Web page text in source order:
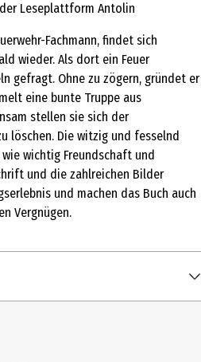
Leseplattform Antolin
Fachmann, findet sich
wieder. Als dort ein Feuer
gefragt. Ohne zu zögern, gründet er
eine bunte Truppe aus
stellen sie sich der
löschen. Die witzig und fesselnd
wichtig Freundschaft und
und die zahlreichen Bilder
und machen das Buch auch
Vergnügen.